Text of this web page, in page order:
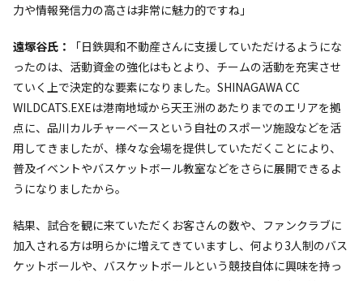
力や情報発信力の高さは非常に魅力的ですね」
遠塚谷氏：
「日鉄興和不動産さんに支援していただけるようにな
ったのは、活動資金の強化はもとより、チームの活動を充実させ
ていく上で決定的な要素になりました。SHINAGAWA CC
WILDCATS.EXEは港南地域から天王洲のあたりまでのエリアを拠
点に、品川カルチャーベースという自社のスポーツ施設などを活
用してきましたが、様々な会場を提供していただくことにより、
普及イベントやバスケットボール教室などをさらに展開できるよ
うになりましたから。
結果、試合を観に来ていただくお客さんの数や、ファンクラブに
加入される方は明らかに増えてきていますし、何より3人制のバス
ケットボールや、バスケットボールという競技自体に興味を持っ